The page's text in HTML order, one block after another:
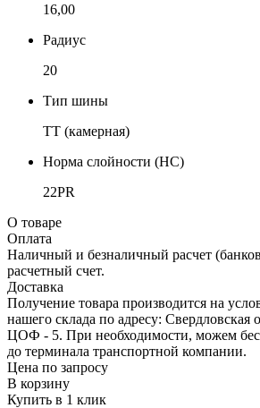
16,00
Радиус
20
Тип шины
TT (камерная)
Норма слойности (НС)
22PR
О товаре
Оплата
Наличный и безналичный расчет
расчетный счет.
Доставка
Получение товара производится на
нашего склада по адресу: Свердловская
ЦОФ - 5. При необходимости, можем
до терминала транспортной компании.
Цена по запросу
В корзину
Купить в 1 клик